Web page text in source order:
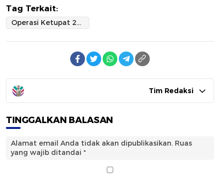
Tag Terkait:
Operasi Ketupat 2025: Update Lalu Lintas dan Keamanan Selama Mudik Pada 27 Mare
Tim Redaksi
TINGGALKAN BALASAN
Alamat email Anda tidak akan dipublikasikan. Ruas
yang wajib ditandai *